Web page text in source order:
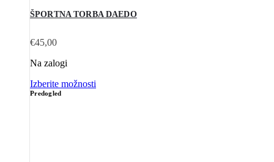
ŠPORTNA TORBA DAEDO
€45,00
Na zalogi
Izberite možnosti
Predogled